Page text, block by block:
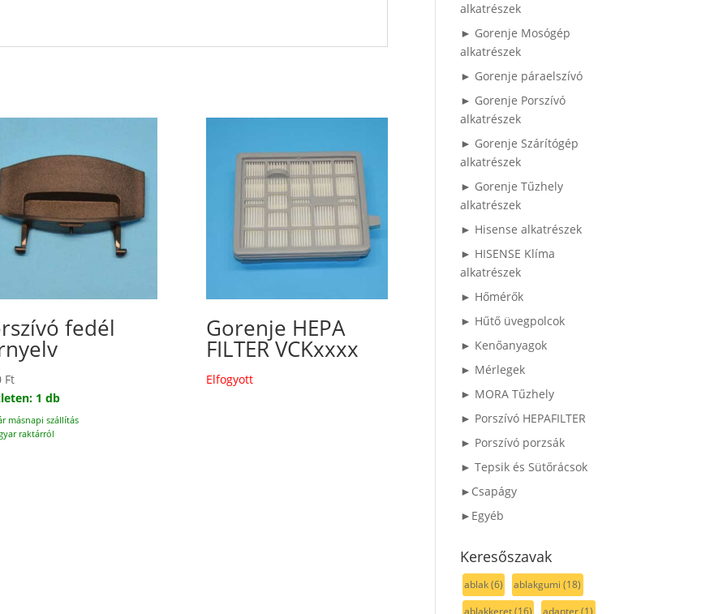
fedél
Ft
1 db
másnapi szállítás
raktárról
Gorenje HEPA
FILTER VCKxxxx
Elfogyott
alkatrészek
► Gorenje Mosógép
alkatrészek
► Gorenje páraelszívó
► Gorenje Porszívó
alkatrészek
► Gorenje Szárítógép
alkatrészek
► Gorenje Tűzhely
alkatrészek
► Hisense alkatrészek
► HISENSE Klíma
alkatrészek
► Hőmérők
► Hűtő üvegpolcok
► Kenőanyagok
► Mérlegek
► MORA Tűzhely
► Porszívó HEPAFILTER
► Porszívó porzsák
► Tepsik és Sütőrácsok
►Csapágy
►Egyéb
Keresőszavak
ablak(6) ablakgumi (18)